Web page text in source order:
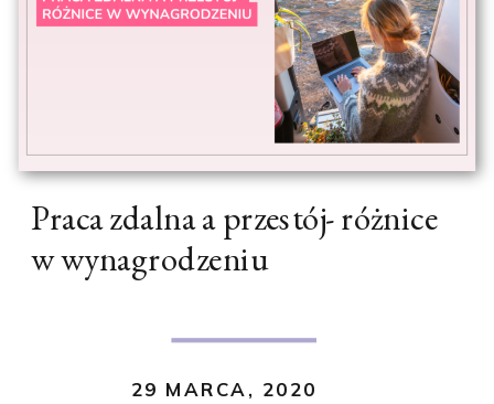
29 MARCA, 2020
Praca zdalna a przestój- różnice
w wynagrodzeniu